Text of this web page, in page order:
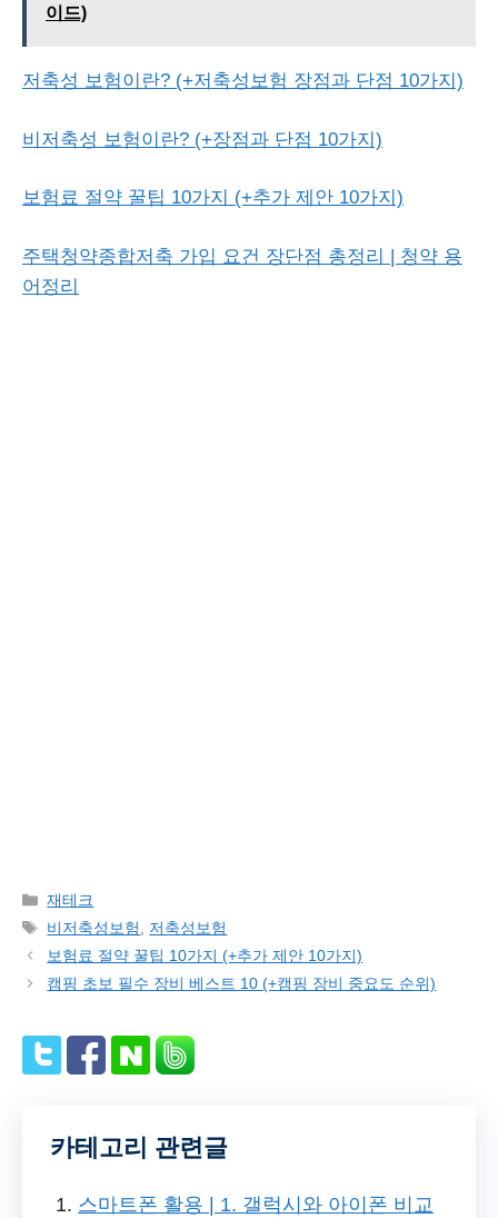
이드)
저축성 보험이란? (+저축성보험 장점과 단점 10가지)
비저축성 보험이란? (+장점과 단점 10가지)
보험료 절약 꿀팁 10가지 (+추가 제안 10가지)
주택청약종합저축 가입 요건 장단점 총정리 | 청약 용
어정리
Categories
재테크
Tags
비저축성보험
저축성보험
보험료 절약 꿀팁 10가지 (+추가 제안 10가지)
캠핑 초보 필수 장비 베스트 10 (+캠핑 장비 중요도 순위)
카테고리 관련글
스마트폰 활용 | 1. 갤럭시와 아이폰 비교